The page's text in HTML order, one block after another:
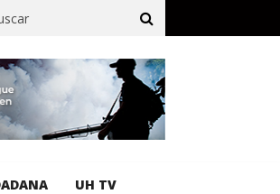
avance en obras de terracería
UH TV